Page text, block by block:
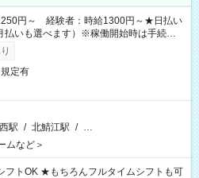
円～ 経験者：時給1300円～★日払い
払いも選べます）※稼働開始時は手続き完
ます。
定有
駅 / 北鯖江駅 / …
ムなど＞
イムシフトも可